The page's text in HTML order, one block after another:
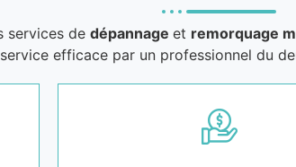
services de dépannage et remorquage
service efficace par un professionnel du